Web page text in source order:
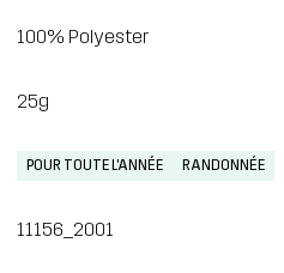
100% Polyester
25g
POUR TOUTE L'ANNÉE RANDONNÉE
11156_2001